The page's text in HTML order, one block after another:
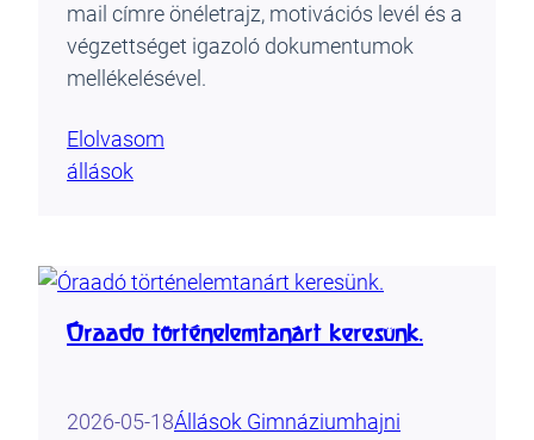
mail címre önéletrajz, motivációs levél és a
végzettséget igazoló dokumentumok
mellékelésével.
Elolvasom
állások
Óraadó történelemtanárt keresünk.
2026-05-18Állások Gimnáziumhajni